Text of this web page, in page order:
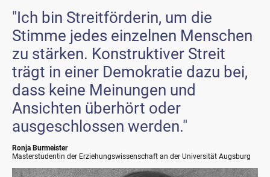
"Ich bin Streitförderin, um die
Stimme jedes einzelnen Menschen
zu stärken. Konstruktiver Streit
trägt in einer Demokratie dazu bei,
dass keine Meinungen und
Ansichten überhört oder
ausgeschlossen werden."
Ronja Burmeister
Masterstudentin der Erziehungswissenschaft an der Universität Augsburg